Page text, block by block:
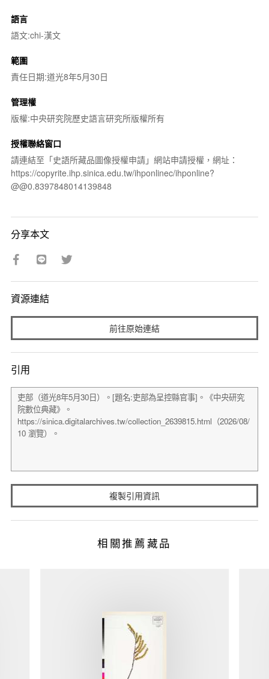
語言
語文:chi-漢文
範圍
責任日期:道光8年5月30日
管理權
版權:中央研究院歷史語言研究所版權所有
授權聯絡窗口
請連結至「史語所藏品圖像授權申請」網站申請授權，網址：
https://copyrite.ihp.sinica.edu.tw/ihponlinec/ihponline?
@@0.8397848014139848
分享本文
資源連結
前往原始連結
引用
複製引用資訊
相關推薦藏品